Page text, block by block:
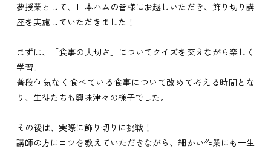
夢授業として、 日本ハム の皆様にお越しいただき、飾り切り講
座を実施していただきました！
まずは、「食事の大切さ」についてクイズを交えながら楽しく
学習。
普段何気なく食べている食事について改めて考える時間とな
り、生徒たちも興味津々の様子でした。
その後は、実際に飾り切りに挑戦！
講師の方にコツを教えていただきながら、細かい作業にも一生